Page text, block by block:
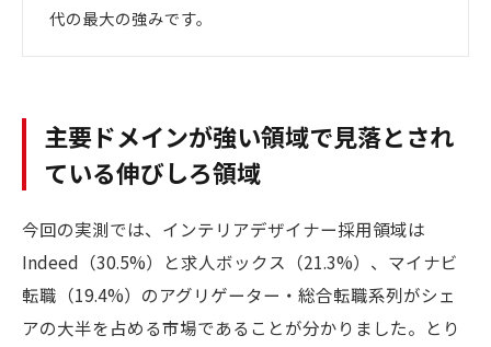
代の最大の強みです。
主要ドメインが強い領域で見落とされ
ている伸びしろ領域
今回の実測では、インテリアデザイナー採用領域は
Indeed（30.5%）と求人ボックス（21.3%）、マイナビ
転職（19.4%）のアグリゲーター・総合転職系列がシェ
アの大半を占める市場であることが分かりました。とり